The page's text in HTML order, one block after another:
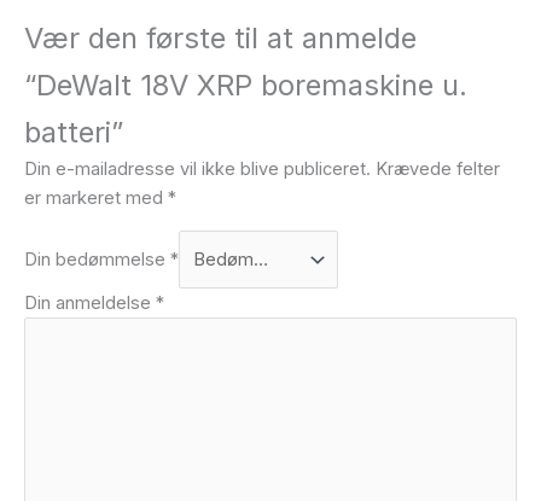
Vær den første til at anmelde
“DeWalt 18V XRP boremaskine u.
batteri”
Din e-mailadresse vil ikke blive publiceret. Krævede felter
er markeret med *
Din bedømmelse *
Din anmeldelse *